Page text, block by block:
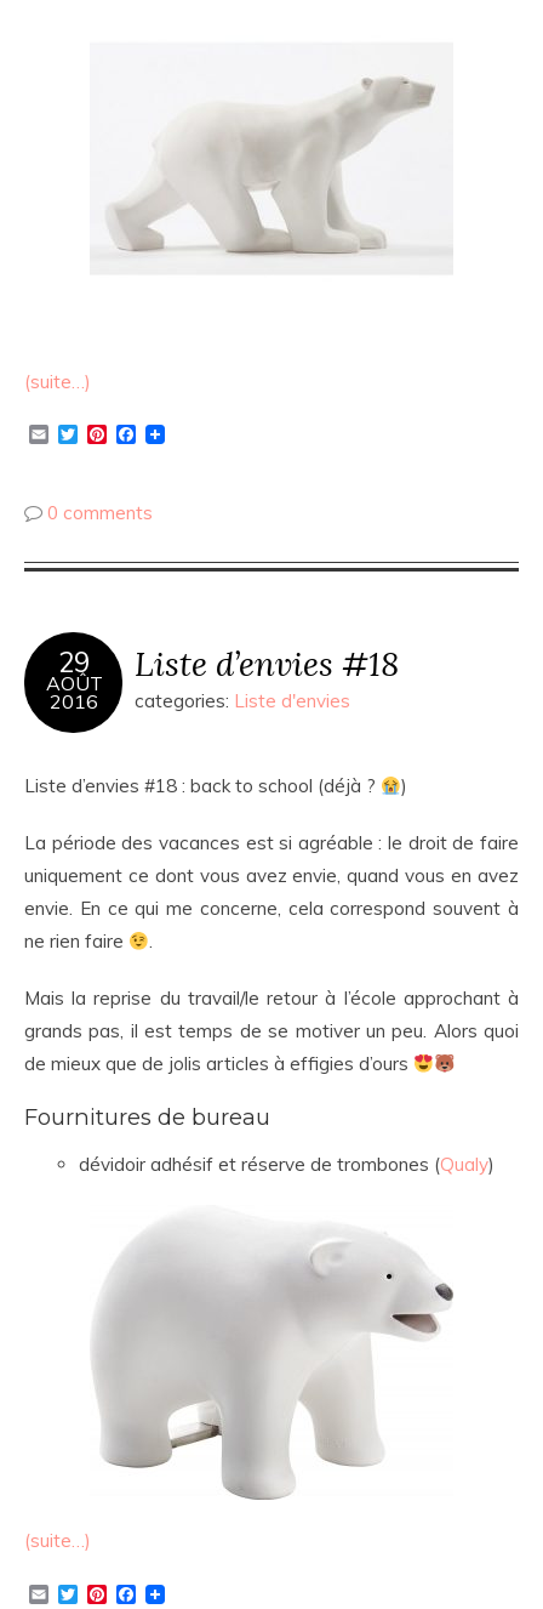
(suite…)
EmailTwitterPinterestFacebook
0 comments
29
AOÛT
2016
Liste d’envies #18
categories: Liste d'envies
Liste d’envies #18 : back to school (déjà ? )
La période des vacances est si agréable : le droit de faire
uniquement ce dont vous avez envie, quand vous en avez
envie. En ce qui me concerne, cela correspond souvent à
ne rien faire
.
Mais la reprise du travail/le retour à l’école approchant à
grands pas, il est temps de se motiver un peu. Alors quoi
de mieux que de jolis articles à effigies d’ours
Fournitures de bureau
dévidoir adhésif et réserve de trombones (Qualy)
(suite…)
EmailTwitterPinterestFacebook